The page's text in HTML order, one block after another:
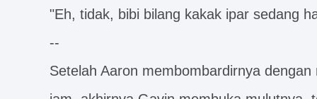
"Eh, tidak, bibi bilang kakak ipar sedang
--
Setelah Aaron membombardirnya